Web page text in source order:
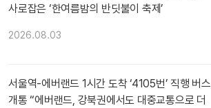
사로잡은 ‘한여름밤의 반딧불이 축제’
2026.08.03
서울역-에버랜드 1시간 도착 ‘4105번’ 직행 버스
개통 “에버랜드, 강북권에서도 대중교통으로 더